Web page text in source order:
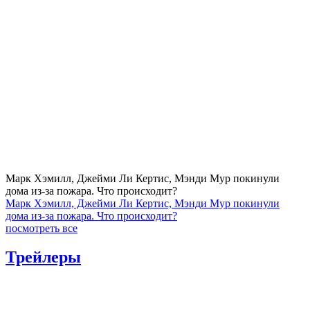
Марк Хэмилл, Джейми Ли Кертис, Мэнди Мур покинули
дома из-за пожара. Что происходит?
Марк Хэмилл, Джейми Ли Кертис, Мэнди Мур покинули
дома из-за пожара. Что происходит?
посмотреть все
Трейлеры